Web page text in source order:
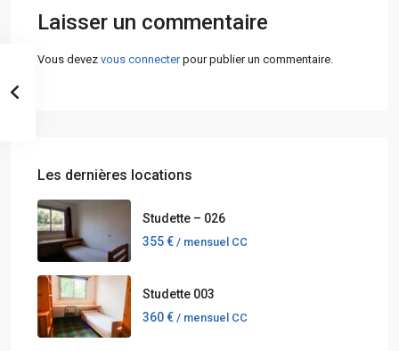
Laisser un commentaire
Vous devez vous connecterpour publier un commentaire.
Les dernières locations
Studette – 026
355 € / mensuel CC
Studette 003
360 € / mensuel CC